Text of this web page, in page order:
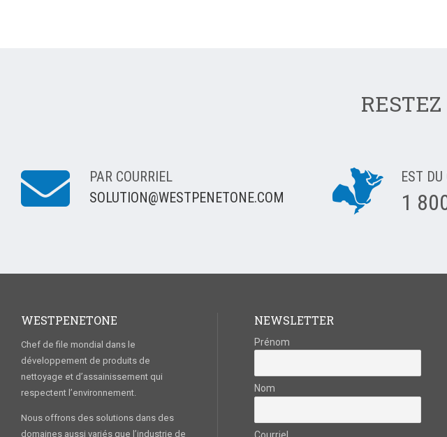
PAR COURRIEL
SOLUTION@WESTPENETONE.COM
EST
1
WESTPENETONE
Chef de file mondial dans le
développement de produits de
nettoyage et d’assainissement qui
respectent l’environnement.
Nous offrons des solutions dans des
domaines aussi variés que l’industrie de
NEWSLETTER
Prénom
Nom
Courriel